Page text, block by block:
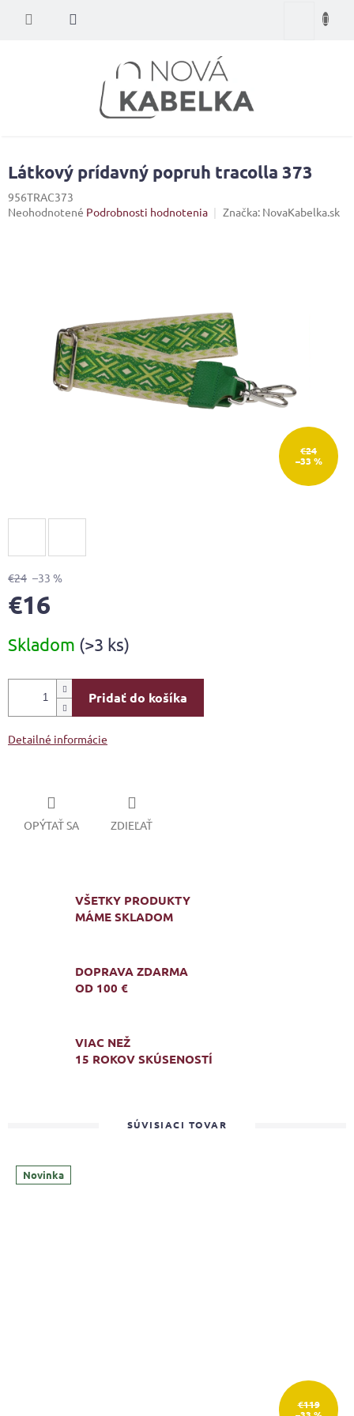
Nákupný
Látkový prídavný popruh tracolla 373
956TRAC373
Priemerné
Neohodnotené Podrobnosti hodnotenia Značka: NovaKabelka.sk
€24
–33 %
€24 –33 %
€16
cena:
Skladom (>3 ks)
Pridať do košíka
Detailné informácie
OPÝTAŤ SA ZDIEĽAŤ
VŠETKY PRODUKTY
MÁME SKLADOM
DOPRAVA ZDARMA
OD 100 €
VIAC NEŽ
15 ROKOV SKÚSENOSTÍ
SÚVISIACI TOVAR
Novinka
€119